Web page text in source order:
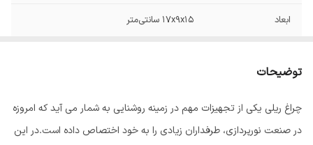
ابعاد ۱۷x۹x۱۵ سانتی‌متر
توضیحات
چراغ ریلی یکی از تجهیزات مهم در زمینه روشنایی به شمار می آید که امروزه
در صنعت نورپردازی، طرفداران زیادی را به خود اختصاص داده است.در این